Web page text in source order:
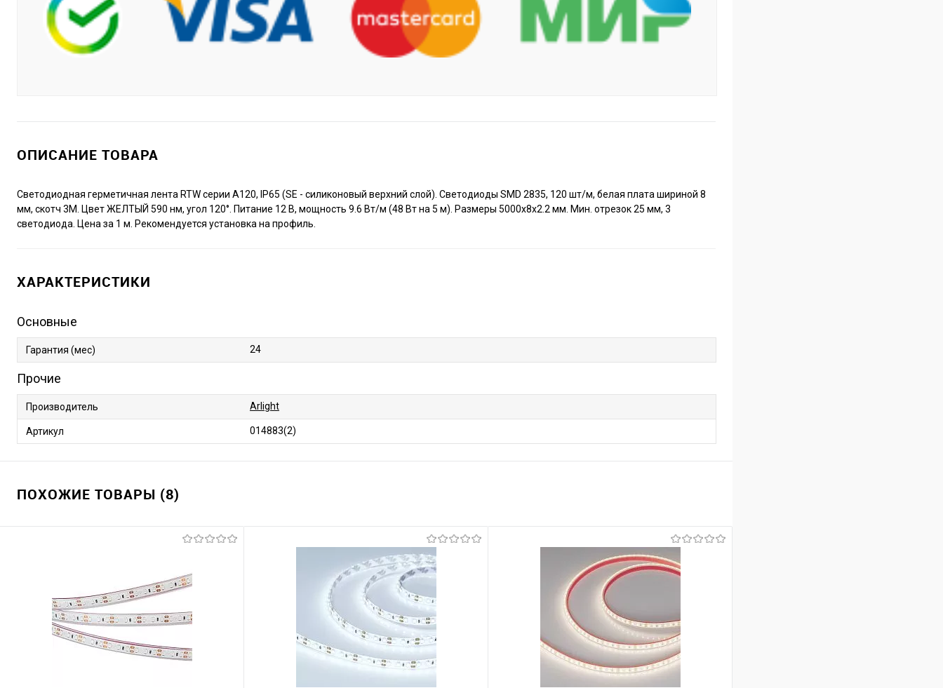
ОПИСАНИЕ ТОВАРА
Светодиодная герметичная лента RTW серии A120, IP65 (SE - силиконовый верхний слой). Светодиоды SMD 2835, 120 шт/м, белая плата шириной 8
мм, скотч 3M. Цвет ЖЕЛТЫЙ 590 нм, угол 120°. Питание 12 В, мощность 9.6 Вт/м (48 Вт на 5 м). Размеры 5000x8x2.2 мм. Мин. отрезок 25 мм, 3
светодиода. Цена за 1 м. Рекомендуется установка на профиль.
ХАРАКТЕРИСТИКИ
Основные
Гарантия (мес) 24
Прочие
Производитель Arlight
Артикул 014883(2)
ПОХОЖИЕ ТОВАРЫ (8)